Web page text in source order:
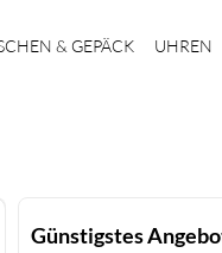
& GEPÄCK UHREN
Günstigstes